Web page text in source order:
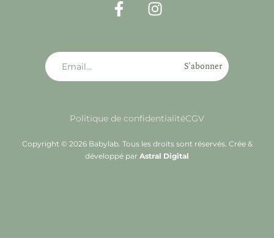
S'abonner
Politique de confidentialitéCGV
Copyright © 2026 Babylab. Tous les droits sont réservés. Crée &
développé par Astral Digital